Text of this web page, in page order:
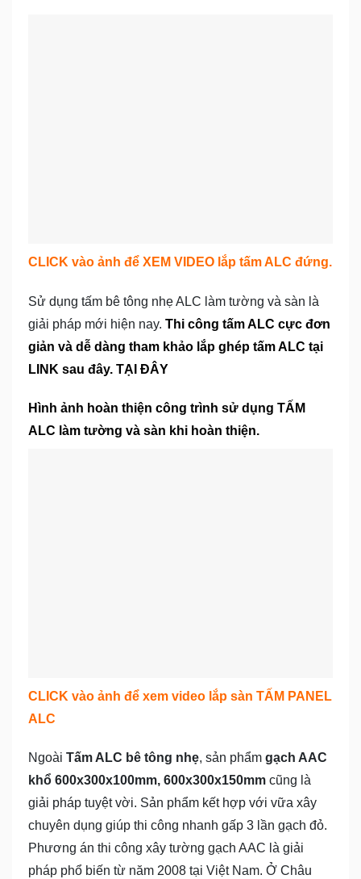
CLICK vào ảnh để XEM VIDEO lắp tấm ALC đứng.
Sử dụng tấm bê tông nhẹ ALC làm tường và sàn là
giải pháp mới hiện nay. Thi công tấm ALC cực đơn
giản và dễ dàng tham khảo lắp ghép tấm ALC tại
LINK sau đây. TẠI ĐÂY
Hình ảnh hoàn thiện công trình sử dụng TẤM
ALC làm tường và sàn khi hoàn thiện.
CLICK vào ảnh để xem video lắp sàn TẤM PANEL
ALC
Ngoài Tấm ALC bê tông nhẹ, sản phẩm gạch AAC
khổ 600x300x100mm, 600x300x150mm cũng là
giải pháp tuyệt vời. Sản phẩm kết hợp với vữa xây
chuyên dụng giúp thi công nhanh gấp 3 lần gạch đỏ.
Phương án thi công xây tường gạch AAC là giải
pháp phổ biến từ năm 2008 tại Việt Nam. Ở Châu